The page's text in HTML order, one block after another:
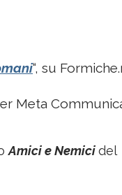
“, su
Meta
Amici e Nemicidel